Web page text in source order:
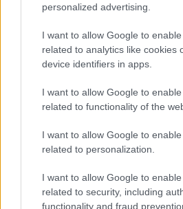
personalized advertising.
I want to allow Google to
related to analytics like cookies
device identifiers in apps.
I want to allow Google to
related to functionality of the
I want to allow Google to
related to personalization.
I want to allow Google to
related to security, including
functionality and fraud
ιδιωτικοποιεί τον
ακρωτηριάζει τον ΟΣΕ
Για απαξίωση και
σιδηροδρόμου
Τομεάρχης Υποδομών και
Νίκος Παππάς.
«Στη λήξη της